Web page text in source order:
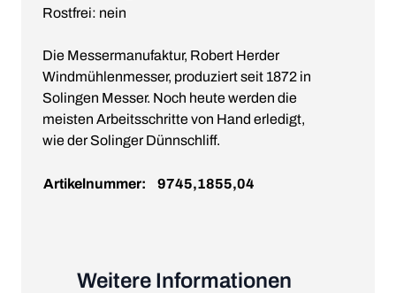
Rostfrei: nein
Die Messermanufaktur, Robert Herder
Windmühlenmesser, produziert seit 1872 in
Solingen Messer. Noch heute werden die
meisten Arbeitsschritte von Hand erledigt,
wie der Solinger Dünnschliff.
Artikelnummer: 9745,1855,04
Weitere Informationen